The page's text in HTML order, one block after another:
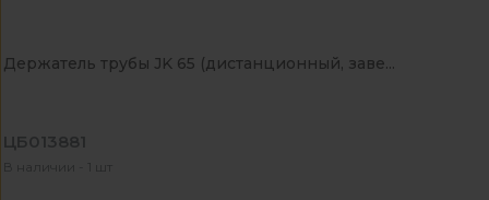
Держатель трубы JK 65 (дистанционный, заве...
ЦБ013881
В наличии - 1 шт